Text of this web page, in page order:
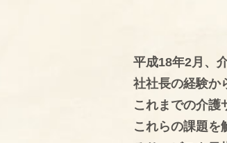
平成18年2月、
社社長の経験か
これまでの介護
これらの課題を